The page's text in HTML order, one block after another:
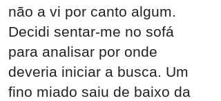
não a vi por canto algum.
Decidi sentar-me no sofá
para analisar por onde
deveria iniciar a busca. Um
fino miado saiu de baixo da